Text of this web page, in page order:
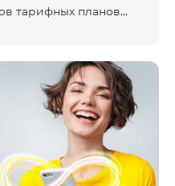
тарифных планов
поменять
смены SIM-карты
карты и телефона с
набрав запрос *444# с
скорости
согласно условиям